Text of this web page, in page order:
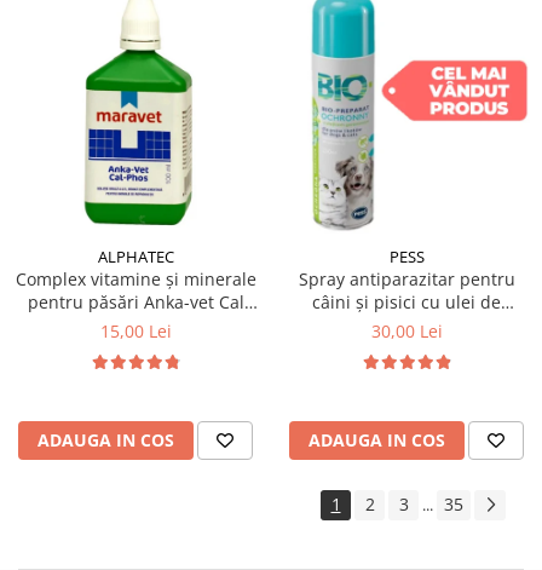
ALPHATEC
Complex vitamine și minerale
pentru păsări Anka-vet Cal
Phos 100 ml
15,00 Lei
ADAUGA IN COS
PESS
Spray antiparazitar pentru
câini și pisici cu ulei de
geranium Pess 250 ml
30,00 Lei
ADAUGA IN COS
1 2 3 ... 35